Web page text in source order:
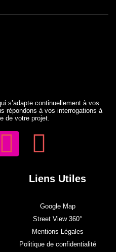
s’adapte continuellement à vos
répondons à vos interrogations à
de votre projet.
Liens Utiles
Google Map
Street View 360°
Mentions Légales
Politique de confidentialité